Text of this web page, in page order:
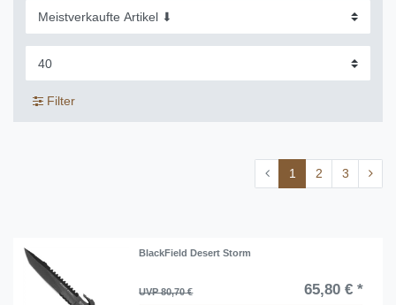
Filter
1 2 3
BlackField Desert Storm
UVP 80,70 € 65,80 € *